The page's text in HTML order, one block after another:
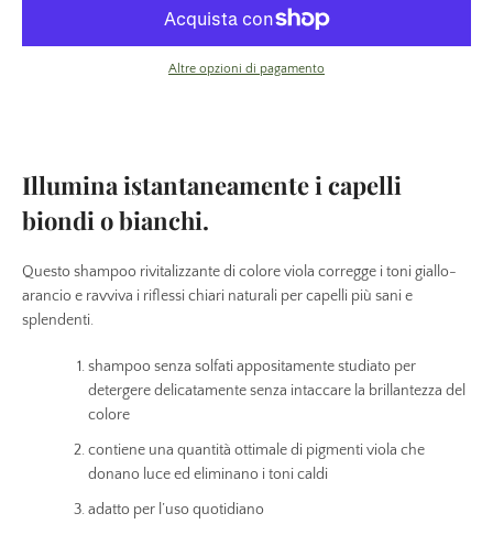
Illumina istantaneamente i capelli
biondi o bianchi.
Questo shampoo rivitalizzante di colore viola corregge i toni giallo-
arancio e ravviva i riflessi chiari naturali per capelli più sani e
splendenti.
shampoo senza solfati appositamente studiato per
detergere delicatamente senza intaccare la brillantezza del
colore
contiene una quantità ottimale di pigmenti viola che
donano luce ed eliminano i toni caldi
adatto per l’uso quotidiano
Altre opzioni di pagamento